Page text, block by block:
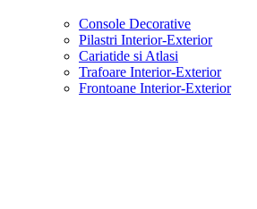
Console Decorative
Pilastri Interior-Exterior
Cariatide si Atlasi
Trafoare Interior-Exterior
Frontoane Interior-Exterior